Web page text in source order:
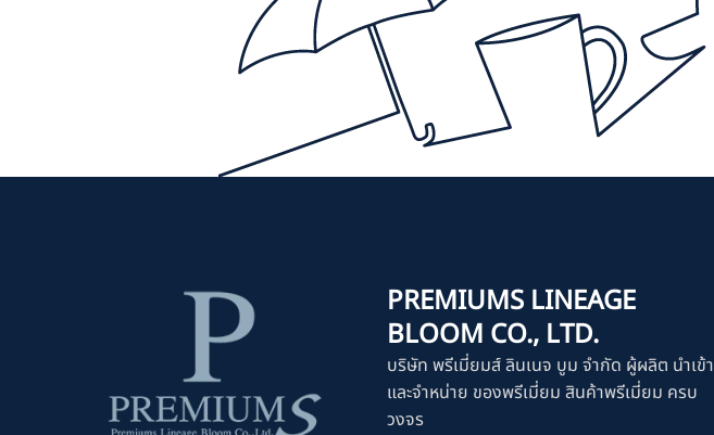
PREMIUMS LINEAGE
BLOOM CO., LTD.
บริษัท พรีเมี่ยมส์ ลินเนจ บูม จำกัด ผู้ผลิต นำเข้า
และจำหน่าย ของพรีเมี่ยม สินค้าพรีเมี่ยม ครบ
วงจร